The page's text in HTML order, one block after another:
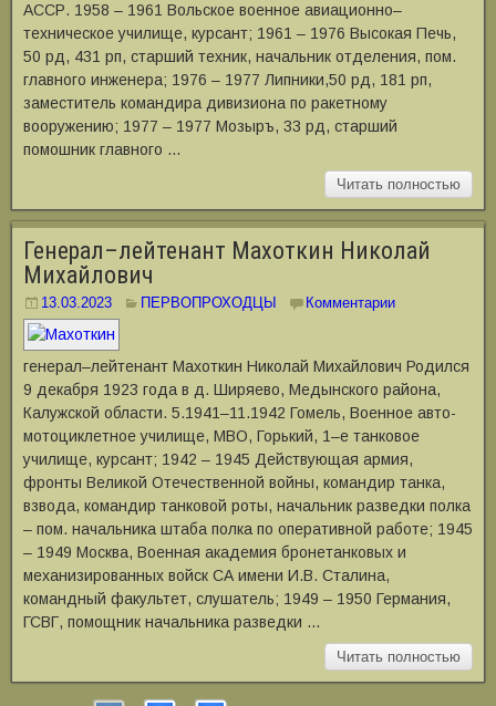
АССР. 1958 – 1961 Вольское военное авиационно–
техническое училище, курсант; 1961 – 1976 Высокая Печь,
50 рд, 431 рп, старший техник, началь­ник отделения, пом.
главного инженера; 1976 – 1977 Липники,50 рд, 181 рп,
заместитель командира дивизиона по ракетному
вооружению; 1977 – 1977 Мозыръ, 33 рд, старший
помошник главного …
Читать полностью
Генерал–лейтенант Махоткин Николай
Михайлович
13.03.2023 ПЕРВОПРОХОДЦЫ Комментарии
генерал–лейтенант Махоткин Николай Михайлович Родился
9 декабря 1923 года в д. Ширяево, Медынского района,
Калужской области. 5.1941–11.1942 Гомель, Военное авто-
мотоциклетное училище, МВО, Горький, 1–е танковое
училище, курсант; 1942 – 1945 Действующая армия,
фронты Великой Отечественной войны, командир танка,
взвода, командир танковой роты, начальник разведки полка
– пом. начальника штаба полка по оперативной работе; 1945
– 1949 Москва, Военная академия бронетанковых и
механизированных войск СА имени И.В. Сталина,
командный факультет, слушатель; 1949 – 1950 Германия,
ГСВГ, помощник начальника разведки …
Читать полностью